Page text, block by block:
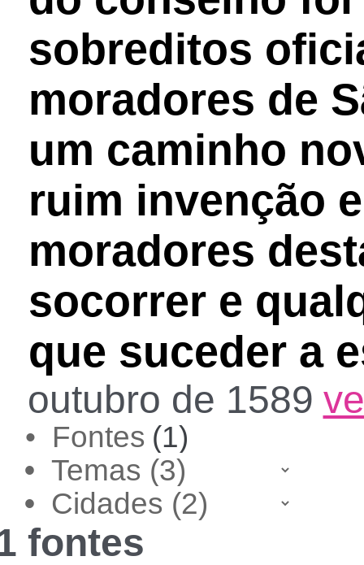
sobreditos
moradores de
um caminho
ruim invenção
moradores
socorrer e
que suceder a
outubro de 1589
• Fontes (1)
•
•
fontes